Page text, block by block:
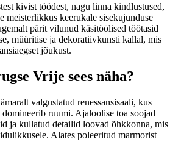
kivist töödest, nagu linna kindlustused,
meisterlikkus keerukale sisekujunduse
pärit vilunud käsitöölised töötasid
müüritise ja dekoratiivkunsti kallal, mis
jõukust.
Vrije sees näha?
valgustatud renessansisaali, kus
ruumi. Ajaloolise toa soojad
ja kullatud detailid loovad õhkkonna, mis
Alates poleeritud marmorist